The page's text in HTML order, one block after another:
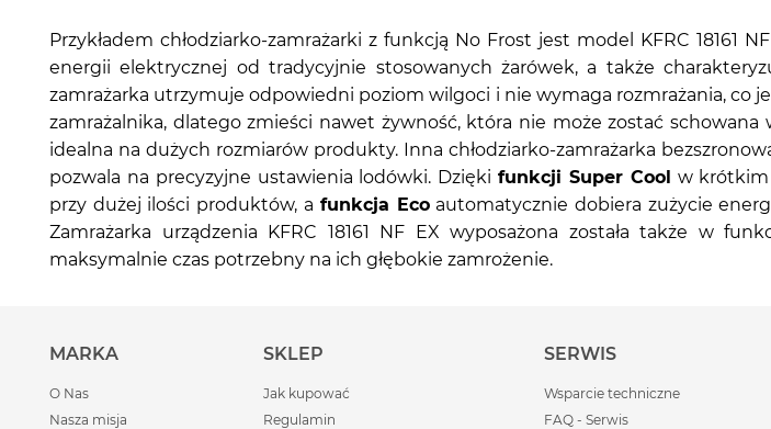
Przykładem chłodziarko-zamrażarki z funkcją No Frost jest model KFRC 18161
energii elektrycznej od tradycyjnie stosowanych żarówek, a także
zamrażarka utrzymuje odpowiedni poziom wilgoci i nie wymaga rozmrażania,
zamrażalnika, dlatego zmieści nawet żywność, która nie może zostać schowana
idealna na dużych rozmiarów produkty. Inna chłodziarko-zamrażarka
pozwala na precyzyjne ustawienia lodówki. Dziękifunkcji Super Cool w krótkim
przy dużej ilości produktów, a funkcja Ecoautomatycznie dobiera zużycie
Zamrażarka urządzenia KFRC 18161 NF EX wyposażona została także w
maksymalnie czas potrzebny na ich głębokie zamrożenie.
MARKA
O Nas
Nasza misja
SKLEP
Jak kupować
Regulamin
SERWIS
Wsparcie techniczne
FAQ - Serwis